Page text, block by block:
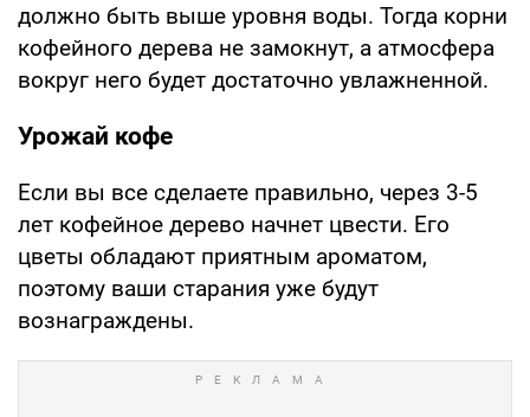
должно быть выше уровня воды. Тогда корни
кофейного дерева не замокнут, а атмосфера
вокруг него будет достаточно увлажненной.
Урожай кофе
Если вы все сделаете правильно, через 3-5
лет кофейное дерево начнет цвести. Его
цветы обладают приятным ароматом,
поэтому ваши старания уже будут
вознаграждены.